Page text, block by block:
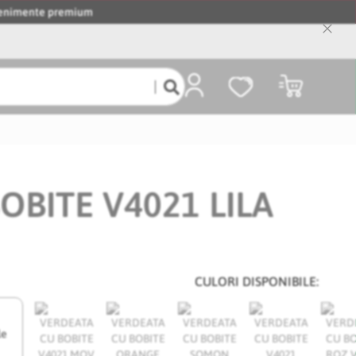
premium
Coșul meu
V4021 LILA
CULORI DISPONIBILE: